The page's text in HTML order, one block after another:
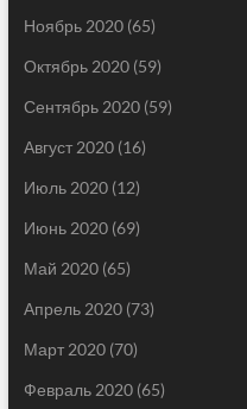
Ноябрь 2020(65)
Октябрь 2020(59)
Сентябрь 2020(59)
Август 2020(16)
Июль 2020(12)
Июнь 2020(69)
Май 2020(65)
Апрель 2020(73)
Март 2020(70)
Февраль 2020(65)